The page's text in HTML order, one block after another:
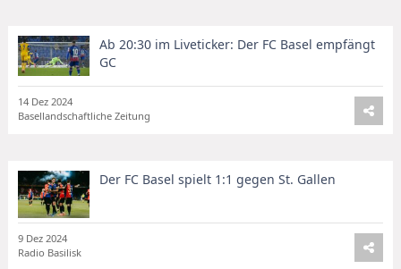
Ab 20:30 im Liveticker: Der FC Basel empfängt
GC
14 Dez 2024
Basellandschaftliche Zeitung
Der FC Basel spielt 1:1 gegen St. Gallen
9 Dez 2024
Radio Basilisk